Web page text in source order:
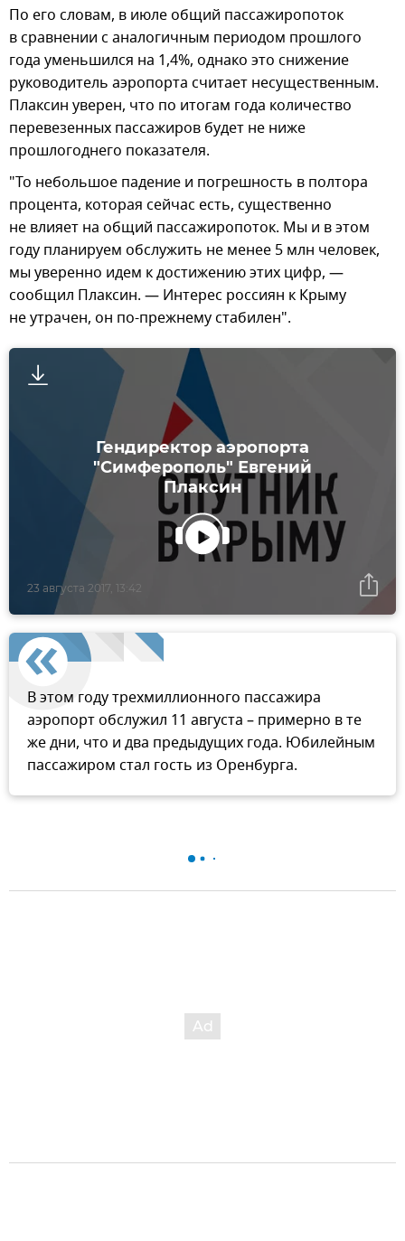
По его словам, в июле общий пассажиропоток
в сравнении с аналогичным периодом прошлого
года уменьшился на 1,4%, однако это снижение
руководитель аэропорта считает несущественным.
Плаксин уверен, что по итогам года количество
перевезенных пассажиров будет не ниже
прошлогоднего показателя.
"То небольшое падение и погрешность в полтора
процента, которая сейчас есть, существенно
не влияет на общий пассажиропоток. Мы и в этом
году планируем обслужить не менее 5 млн человек,
мы уверенно идем к достижению этих цифр, —
сообщил Плаксин. — Интерес россиян к Крыму
не утрачен, он по-прежнему стабилен".
Гендиректор аэропорта
"Симферополь" Евгений
Плаксин
23 августа 2017, 13:42
В этом году трехмиллионного пассажира
аэропорт обслужил 11 августа – примерно в те
же дни, что и два предыдущих года. Юбилейным
пассажиром стал гость из Оренбурга.